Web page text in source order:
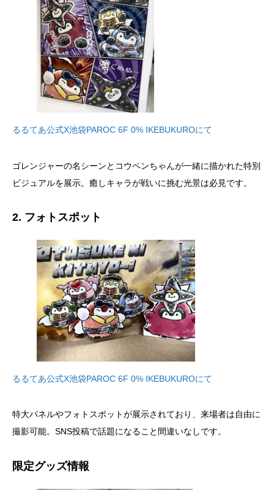
るるてあ公式X池袋PAROC 6F 0% IKEBUKUROにて
ゴレンジャーの名シーンとコウペンちゃんが一緒に描かれた特別
ビジュアルを展示。癒しキャラが戦いに挑む光景は必見です。
2. フォトスポット
るるてあ公式X池袋PAROC 6F 0% IKEBUKUROにて
特大パネルやフォトスポットが展示されており、来場者は自由に
撮影可能。SNS投稿で話題になること間違いなしです。
限定グッズ情報